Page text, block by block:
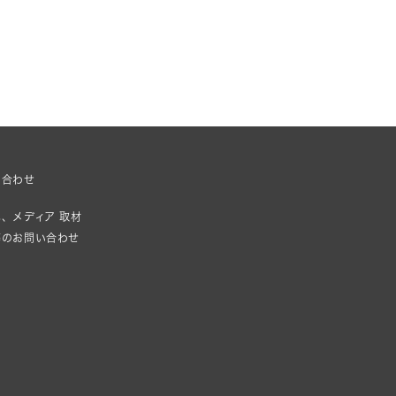
わせ
メディア 取材
お問い合わせ